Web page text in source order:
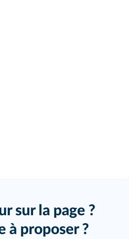
sur la page ?
à proposer ?